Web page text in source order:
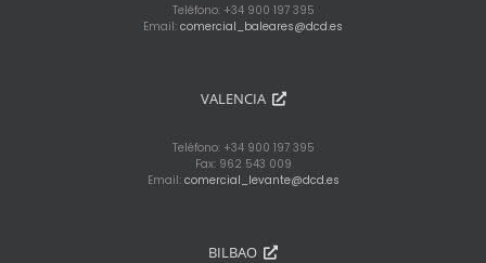
Teléfono: +34 900 197 395
Email: comercial_baleares@dcd.es
VALENCIA
Teléfono: +34 900 197 395
Fax: 962 543 009
Email: comercial_levante@dcd.es
BILBAO